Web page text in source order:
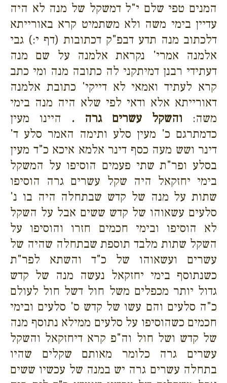
המנים טפי שלם י"ל דמשקל של מנה לא היה
עדיין בימי משה ולא משתמיט קרא באורייתא
דלכתוב מנה תדע דבפ"ק דכתובות (דף י:) גבי
אלמנה אמרי' נקראת אלמנה על שם מנה
דעתידי רבנן דמיתקני לה כתובה מנה ומי כתב
קרא לעתיד ואמאי לא דייקי' כתובת אלמנה
דאורייתא אלא ודאי לפי שלא היה מנה בימי
משה: והשקל עשרים גרה . היינו מעין
כדמתרגם כ' מעין סלע ותימה האמר סלע ד'
דינר ושש מעה כסף דינר אלמא איכא כ"ד מעין
בסלע ופר"ת שתי פעמים הוסיפו על המשקל
בימי יחזקאל היה שקל עשרים גרה הוסיפו
שתות על מנה של קדש שבתחלה היה בו נ'
סלעים עשאוהו של קדש ששים אבל על השקל
לא הוסיפו ובימי חכמים חזרו והוסיפו על
השקל שתות מלבד תוספת שבתחלה שהיה של
עשרים ועשאוהו של כ"ד והשתא לפר"ת
כשנתוסף בימי יחזקאל נעשה מנה של קדש
גדול יותר מכפלים משל חול דשל חול לעולם
כ"ה סלעים והם עשו של קדש ס' סלעים ובימי
חכמים כשהוסיפו על סלעים ממילא נתוסף מנה
של קדש ושל חול וה"פ קרא דיחזקאל והשקל
עשרים גרה כלומר מאותם שקלים שהיו
בתחלה עשרים גרה יש במנה של עכשיו ששים